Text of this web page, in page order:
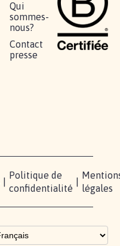
Qui
sommes-
nous?
Contact
presse
Politique de
confidentialité
légales